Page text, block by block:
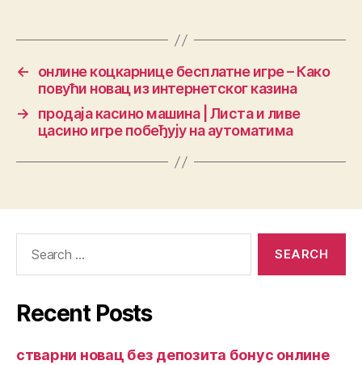
←
онлине коцкарнице бесплатне игре – Како
повући новац из интернетског казина
→
продаја касино машина | Листа и ливе
цасино игре побеђују на аутоматима
Recent Posts
стварни новац без депозита бонус онлине